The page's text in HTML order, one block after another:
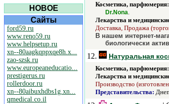
НОВОЕ
Сайты
ford59.ru
www.reno59.ru
www.helpsetup.ru
xn--80aagkqppxqe8h.x...
zao-szsk.ru
www.europeaneducatio...
prestigerus.ru
rollerdoor.ru
xn--80aibuxhdbs1g.xn...
qmedical.co.il
Косметика, парфюмерия:
Dr.Nona.
Лекарства и
Доставка, Продажа
В нашем интернет-
биологически
12. Натуральная
Косметика, парфюмерия:
Лекарства и
Производство
Представительства: